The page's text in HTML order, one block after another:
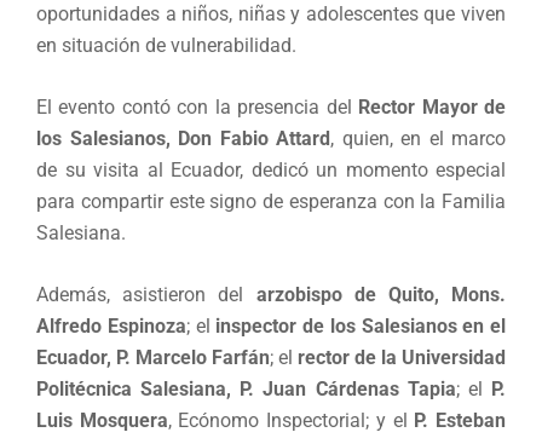
oportunidades a niños, niñas y adolescentes que viven
en situación de vulnerabilidad.
El evento contó con la presencia del Rector Mayor de
los Salesianos, Don Fabio Attard, quien, en el marco
de su visita al Ecuador, dedicó un momento especial
para compartir este signo de esperanza con la Familia
Salesiana.
Además, asistieron del arzobispo de Quito, Mons.
Alfredo Espinoza; el inspector de los Salesianos en el
Ecuador, P. Marcelo Farfán; el rector de la Universidad
Politécnica Salesiana, P. Juan Cárdenas Tapia; el P.
Luis Mosquera, Ecónomo Inspectorial; y el P. Esteban